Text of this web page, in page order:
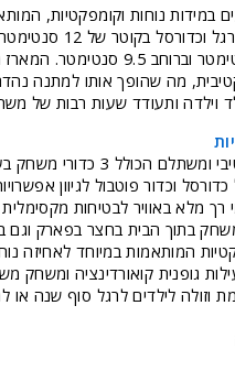
במידות נוחות וקומפקטיות,
של ילדים. כדורגל
באורך 16 סנטימטר וברוחב 9.5
מה שהופך אותו למתנה
וילדה ותעודד שעות רבות של
3 כדורי משחק בעיצובים שונים
כדורסל וכדור פוטבול לגיוון
רך מלא באוויר לבטיחות
בתוך הבית בחצר בפארק וגם
המותאמות במיוחד לאחיזה
גופנית קואורדינציה ומשחק
וזולה לילדים לרגל סוף שנה או